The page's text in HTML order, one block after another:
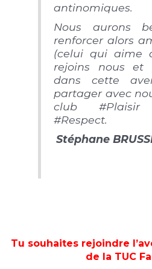
antinomiques.
Nous aurons
renforcer alors
(celui qui aime
rejoins nous
dans cette
partager avec
club #Plaisir
#Respect.
Stéphane
Tu souhaites rejoindre
de la TUC